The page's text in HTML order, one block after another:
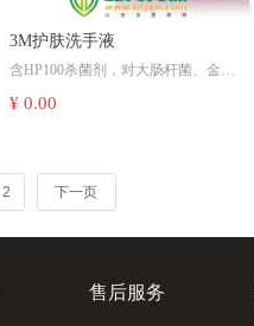
3M护肤洗手液
含HP100杀菌剂，对大肠杆菌、金黄
色葡萄球菌等有害菌类群具有99.9%杀
中性配方不伤手，药品级保湿甘油，
¥ 0.00
2 下一页
售后服务